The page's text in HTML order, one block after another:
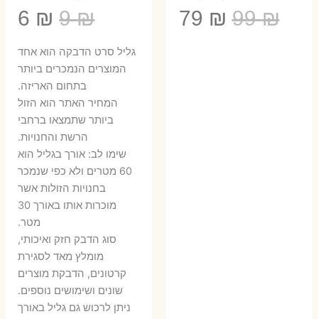
99₪
המחיר
79 ₪
הנוכחי
9₪
היה:
9 ₪.
6 ₪
6 ₪.
גליל סרט הדבקה הוא אחד
המוצרים הנמכרים ביותר
בתחום האריזה.
המחיר האתר הוא הזול
ביותר שתמצאו ברחבי
הרשת והחנויות.
שימו לב: אורך בגליל הוא
60 מטרים ולא כפי שנמכר
בחנויות הזולות אשר
מוכרות אותו באורך 30
מטר.
סוג הדבק חזק ואיכותי,
מומלץ מאד לסגירת
קרטונים, הדבקת מוצרים
שונים ושימושים נוספים.
ניתן לרכוש גם גליל באורך